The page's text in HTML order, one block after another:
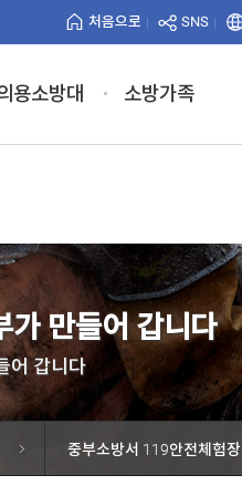
처음으로 SNS
용소방대 소방가족
가 만들어 갑니다
어 갑니다
중부소방서 119안전체험장